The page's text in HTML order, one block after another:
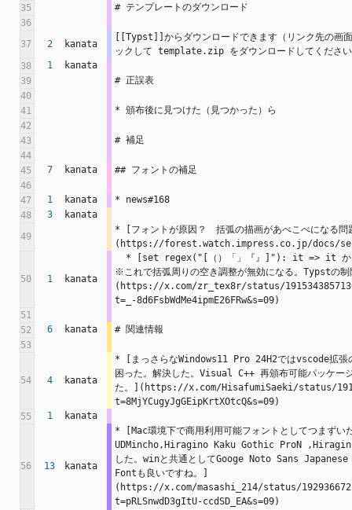
35
# テンプレートのダウンロード
36
37
2 kanata
[[Typst]]からダウンロードできます（リンク先の画
ックして template.zip をダウンロードしてくださ
38
1
kanata
39
# 正誤表
40
41
* 頒布後に見つけた（見つかった）ら
42
43
# 補足
44
45
7 kanata
## フォントの補足
46
47
1 kanata
* news#168
48
3
kanata
49
* [フォントが原因？　括弧の描画があべこべになる
(https://forest.watch.impress.co.jp/docs/
50 1 kanata
※これで括弧周りの空き調整が無効になる。Typstの
(https://x.com/zr_tex8r/status/
t=_-8d6FsbWdMe4ipmE26FRw&s=09)
51
52
6 kanata
# 関連情報
53
54 4 kanata
* [まっさらなWindows11 Pro 24H2ではvscode拡
困った。解決した。Visual C++ 再頒布可能パッケー
た。](https://x.com/HisafumiSaeki/status/
t=8MjYCugyJgGEipKrtXOtcQ&s=09)
55
1 kanata
56 13 kanata
* [Mac環境下で商用利用可能フォントとしてつまず
UDMincho,Hiragino Kaku Gothic ProN ,Hiragino
した。winと共通としてGooge Noto Sans
Fontも良いですね。]
(https://x.com/masashi_214/status/
t=pRLSnwdD3gItU-ccdSD_EA&s=09)